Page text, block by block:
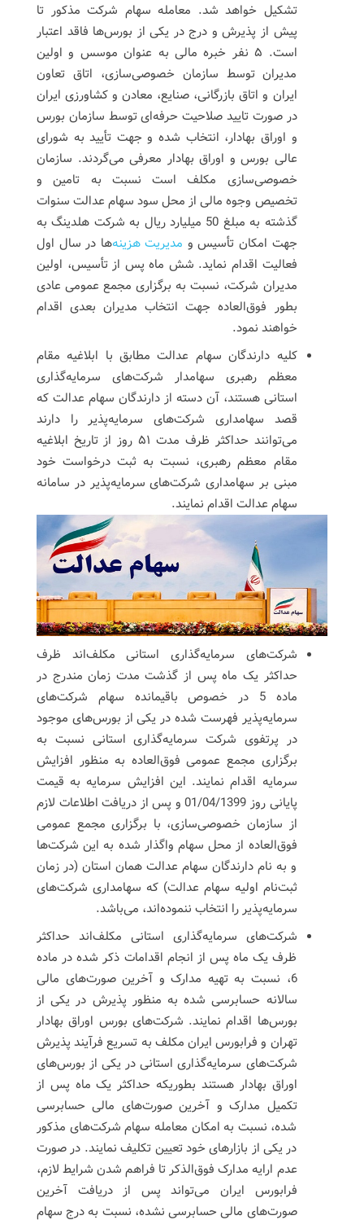
تشکیل خواهد شد. معامله سهام شرکت مذکور تا
پیش از پذیرش و درج در یکی از بورس‌ها فاقد اعتبار
است. ۵ نفر خبره مالی به عنوان موسس و اولین
مدیران توسط سازمان خصوصی‌سازی، اتاق تعاون
ایران و اتاق بازرگانی، صنایع، معادن و کشاورزی ایران
در صورت تایید صلاحیت حرفه‌ای توسط سازمان بورس
و اوراق بهادار، انتخاب شده و جهت تأیید به شورای
عالی بورس و اوراق بهادار معرفی می‌گردند. سازمان
خصوصی‌سازی مکلف است نسبت به تامین و
تخصیص وجوه مالی از محل سود سهام عدالت سنوات
گذشته به مبلغ 50 میلیارد ریال به شرکت هلدینگ به
جهت امکان تأسیس و مدیریت هزینه‌ها در سال اول
فعالیت اقدام نماید. شش ماه پس از تأسیس، اولین
مدیران شرکت، نسبت به برگزاری مجمع عمومی عادی
بطور فوق‌العاده جهت انتخاب مدیران بعدی اقدام
خواهند نمود.
کلیه دارندگان سهام عدالت مطابق با ابلاغیه مقام
معظم رهبری سهامدار شرکت‌های سرمایه‌گذاری
استانی هستند، آن دسته از دارندگان سهام عدالت که
قصد سهامداری شرکت‌های سرمایه‌پذیر را دارند
می‌توانند حداکثر ظرف مدت ۵۱ روز از تاریخ ابلاغیه
مقام معظم رهبری، نسبت به ثبت درخواست خود
مبنی بر سهامداری شرکت‌های سرمایه‌پذیر در سامانه
سهام عدالت اقدام نمایند.
شرکت‌های سرمایه‌گذاری استانی مکلف‌اند ظرف
حداکثر یک ماه پس از گذشت مدت زمان مندرج در
ماده 5 در خصوص باقیمانده سهام شرکت‌های
سرمایه‌پذیر فهرست شده در یکی از بورس‌های موجود
در پرتفوی شرکت سرمایه‌گذاری استانی نسبت به
برگزاری مجمع عمومی فوق‌العاده به منظور افزایش
سرمایه اقدام نمایند. این افزایش سرمایه به قیمت
پایانی روز 01/04/1399 و پس از دریافت اطلاعات لازم
از سازمان خصوصی‌سازی، با برگزاری مجمع عمومی
فوق‌العاده از محل سهام واگذار شده به این شرکت‌ها
و به نام دارندگان سهام عدالت همان استان (در زمان
ثبت‌نام اولیه سهام عدالت) که سهامداری شرکت‌های
سرمایه‌پذیر را انتخاب ننموده‌اند، می‌باشد.
شرکت‌های سرمایه‌گذاری استانی مکلف‌اند حداکثر
ظرف یک ماه پس از انجام اقدامات ذکر شده در ماده
6، نسبت به تهیه مدارک و آخرین صورت‌های مالی
سالانه حسابرسی شده به منظور پذیرش در یکی از
بورس‌ها اقدام نمایند. شرکت‌های بورس اوراق بهادار
تهران و فرابورس ایران مکلف به تسریع فرآیند پذیرش
شرکت‌های سرمایه‌گذاری استانی در یکی از بورس‌های
اوراق بهادار هستند بطوریکه حداکثر یک ماه پس از
تکمیل مدارک و آخرین صورت‌های مالی حسابرسی
شده، نسبت به امکان معامله سهام شرکت‌های مذکور
در یکی از بازارهای خود تعیین تکلیف نمایند. در صورت
عدم ارایه مدارک فوق‌الذکر تا فراهم شدن شرایط لازم،
فرابورس ایران می‌تواند پس از دریافت آخرین
صورت‌های مالی حسابرسی نشده، نسبت به درج سهام